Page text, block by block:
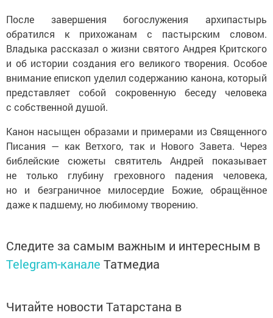
После завершения богослужения архипастырь
обратился к прихожанам с пастырским словом.
Владыка рассказал о жизни святого Андрея Критского
и об истории создания его великого творения. Особое
внимание епископ уделил содержанию канона, который
представляет собой сокровенную беседу человека
с собственной душой.
Канон насыщен образами и примерами из Священного
Писания — как Ветхого, так и Нового Завета. Через
библейские сюжеты святитель Андрей показывает
не только глубину греховного падения человека,
но и безграничное милосердие Божие, обращённое
даже к падшему, но любимому творению.
Следите за самым важным и интересным в
Telegram-канале Татмедиа
Читайте новости Татарстана в